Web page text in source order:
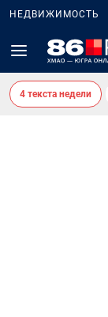
НЕДВИЖИМОСТЬ
4 текста недели